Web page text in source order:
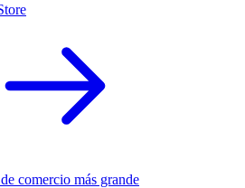
comercio más grande